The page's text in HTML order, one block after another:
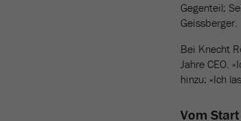
Gegenteil:
Geissberger.
Bei Knecht
Jahre CEO.
hinzu: «Ich
Vom